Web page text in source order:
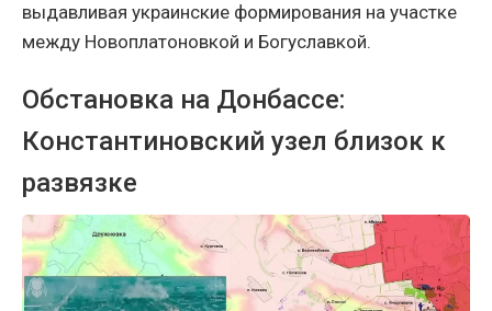
выдавливая украинские формирования на участке
между Новоплатоновкой и Богуславкой.
Обстановка на Донбассе:
Константиновский узел близок к
развязке